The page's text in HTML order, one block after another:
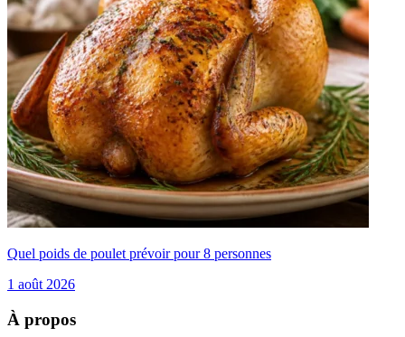
Quel poids de poulet prévoir pour 8 personnes
1 août 2026
À propos